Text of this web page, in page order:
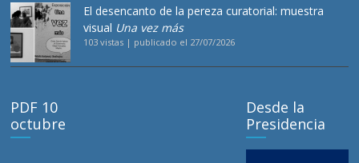
El desencanto de la pereza curatorial: muestra
visual Una vez más
103 vistas | publicado el 27/07/2026
PDF 10
octubre
Desde la
Presidencia